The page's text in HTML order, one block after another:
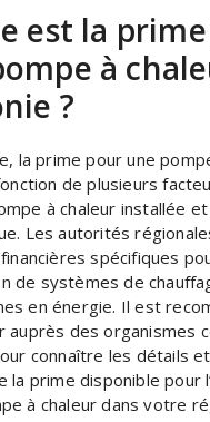
est la
à
?
la prime pour une
de plusieurs
à chaleur installée
Les autorités
spécifiques
de systèmes de
en énergie. Il est
auprès des organismes
connaître les détails
la prime disponible pour
à chaleur dans votre